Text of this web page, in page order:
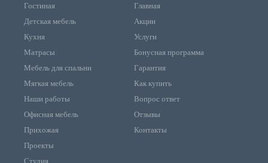
Гостиная
Детская мебель
Кухня
Матрасы
Мебель для спальни
Мягкая мебель
Наши работы
Офисная мебель
Прихожая
Проекты
Студия
Главная
Акции
Услуги
Бонусная программа
Гарантия
Как купить
Вопрос ответ
Отзывы
Контакты